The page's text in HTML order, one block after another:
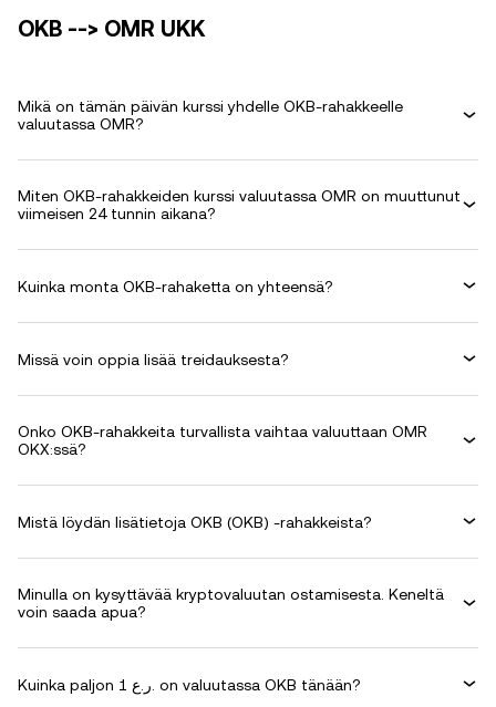
OKB --> OMR UKK
Mikä on tämän päivän kurssi yhdelle OKB-rahakkeelle
valuutassa OMR?
Miten OKB-rahakkeiden kurssi valuutassa OMR on muuttunut
viimeisen 24 tunnin aikana?
Kuinka monta OKB-rahaketta on yhteensä?
Missä voin oppia lisää treidauksesta?
Onko OKB-rahakkeita turvallista vaihtaa valuuttaan OMR
OKX:ssä?
Mistä löydän lisätietoja OKB (OKB) -rahakkeista?
Minulla on kysyttävää kryptovaluutan ostamisesta. Keneltä
voin saada apua?
Kuinka paljon 1 ر.ع. on valuutassa OKB tänään?